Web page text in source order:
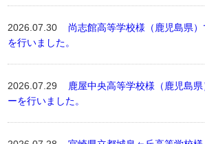
2026.07.30 尚志館高等学校様（鹿児島県
を行いました。
2026.07.29
鹿屋中央高等学校様（鹿児島
ーを行いました。